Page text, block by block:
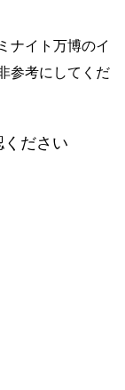
ナイト万博のイ
参考にしてくだ
ださい